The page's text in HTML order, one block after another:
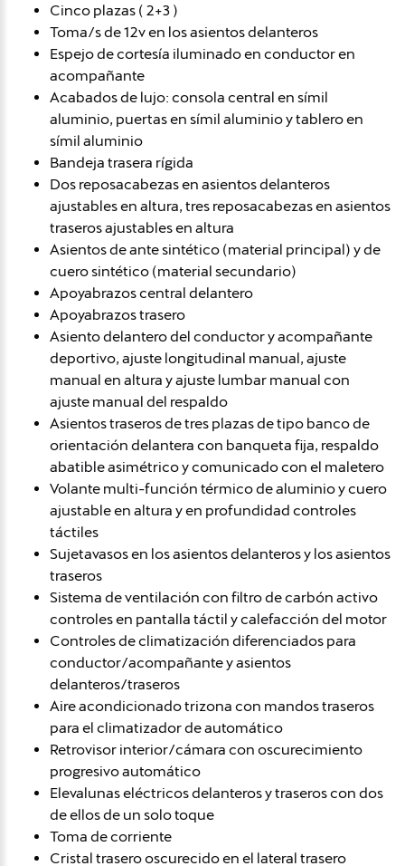
Cinco plazas ( 2+3 )
Toma/s de 12v en los asientos delanteros
Espejo de cortesía iluminado en conductor en
acompañante
Acabados de lujo: consola central en símil
aluminio, puertas en símil aluminio y tablero en
símil aluminio
Bandeja trasera rígida
Dos reposacabezas en asientos delanteros
ajustables en altura, tres reposacabezas en asientos
traseros ajustables en altura
Asientos de ante sintético (material principal) y de
cuero sintético (material secundario)
Apoyabrazos central delantero
Apoyabrazos trasero
Asiento delantero del conductor y acompañante
deportivo, ajuste longitudinal manual, ajuste
manual en altura y ajuste lumbar manual con
ajuste manual del respaldo
Asientos traseros de tres plazas de tipo banco de
orientación delantera con banqueta fija, respaldo
abatible asimétrico y comunicado con el maletero
Volante multi-función térmico de aluminio y cuero
ajustable en altura y en profundidad controles
táctiles
Sujetavasos en los asientos delanteros y los asientos
traseros
Sistema de ventilación con filtro de carbón activo
controles en pantalla táctil y calefacción del motor
Controles de climatización diferenciados para
conductor/acompañante y asientos
delanteros/traseros
Aire acondicionado trizona con mandos traseros
para el climatizador de automático
Retrovisor interior/cámara con oscurecimiento
progresivo automático
Elevalunas eléctricos delanteros y traseros con dos
de ellos de un solo toque
Toma de corriente
Cristal trasero oscurecido en el lateral trasero